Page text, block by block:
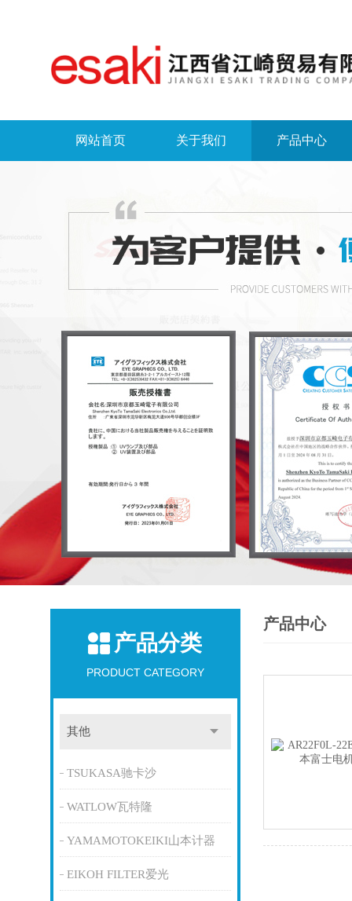
网站首页 关于我们 产品中心
产品分类
PRODUCT CATEGORY
其他
TSUKASA驰卡沙
WATLOW瓦特隆
YAMAMOTOKEIKI山本计器
EIKOH FILTER爱光
产品中心